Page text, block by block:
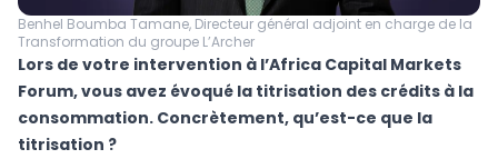
Benhel Boumba Tamane, Directeur général adjoint en charge de la
Transformation du groupe L’Archer
Lors de votre intervention à l’Africa Capital Markets
Forum, vous avez évoqué la titrisation des crédits à la
consommation. Concrètement, qu’est-ce que la
titrisation ?